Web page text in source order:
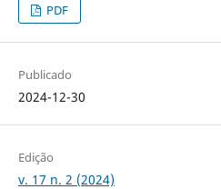
PDF
Publicado
2024-12-30
Edição
v. 17 n. 2 (2024)